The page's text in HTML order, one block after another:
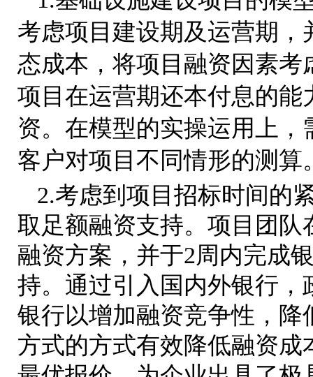
考虑项目建设期及运营期
态成本，将项目融资因素
项目在运营期还本付息的
资。在模型的实操运用上
客户对项目不同情形的测算
2.考虑到项目招标时间的
取足额融资支持。项目团
融资方案，并于2周内完成
持。通过引入国内外银行
银行以增加融资竞争性，
方式的方式有效降低融资